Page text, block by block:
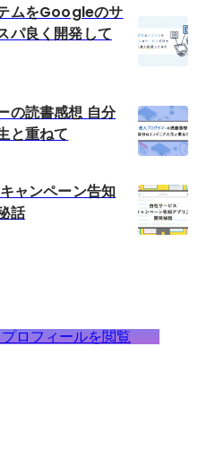
ムをGoogleのサ
パ良く開発して
の読書感想 自分
と重ねて
ャンペーン告知
話
ロフィールを閲覧